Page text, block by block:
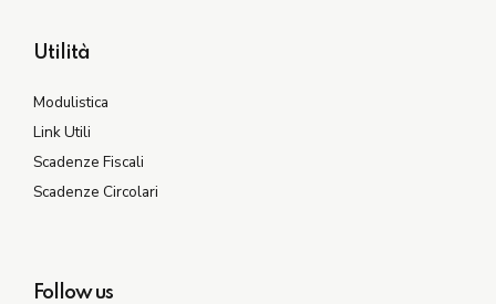
Utilità
Modulistica
Link Utili
Scadenze Fiscali
Scadenze Circolari
Follow us